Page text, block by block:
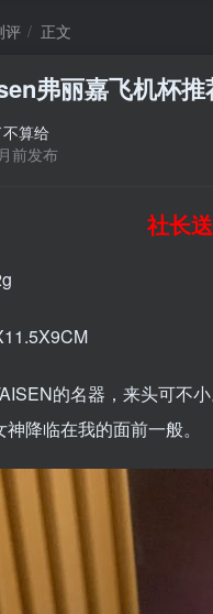
评 正文
弗丽嘉飞机杯
算给
前发布
社长
的名器，来头可不
降临在我的面前一般。